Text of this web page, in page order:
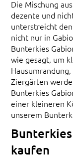
Die Mischung
dezente und
unterstreicht
nicht nur in
Bunterkies
wie gesagt, um
Ziergärten
Bunterkies
einer kleineren
unserem
kaufen